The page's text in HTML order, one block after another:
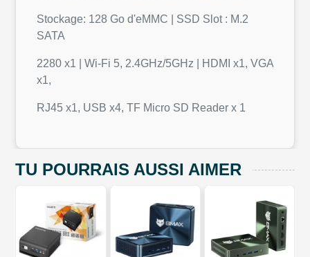
Stockage: 128 Go d'eMMC | SSD Slot : M.2
SATA
2280 x1 | Wi-Fi 5, 2.4GHz/5GHz | HDMI x1, VGA
x1,
RJ45 x1, USB x4, TF Micro SD Reader x 1
TU POURRAIS AUSSI AIMER